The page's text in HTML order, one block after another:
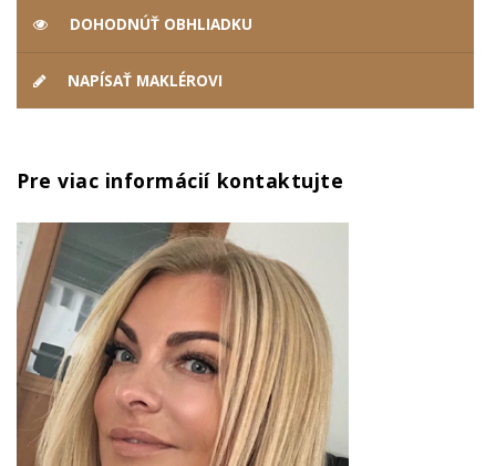
DOHODNÚŤ OBHLIADKU
NAPÍSAŤ MAKLÉROVI
Pre viac informácií kontaktujte